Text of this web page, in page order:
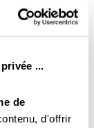
...
de
d'offrir
Choisir